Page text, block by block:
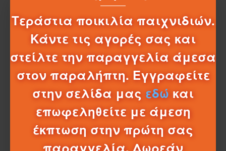
Τεράστια ποικιλία παιχνιδιών.
Κάντε τις αγορές σας και
στείλτε την παραγγελία άμεσα
στον παραλήπτη. Εγγραφείτε
στην σελίδα μας εδώ και
επωφεληθείτε με άμεση
έκπτωση στην πρώτη σας
παραγγελία. Δωρεάν
χρώματα και λεπτομερή σχεδιασμό όλα τα βασικά
χαρακτηριστικά του κάθε ήρωα.
ΣΧΈΔΙΑ - ΜΠΑΤΑΡΊΕΣ
ΛΕΠΤΟΜΈΡΕΙΕΣ ΑΠΟΣΤΟΛΉΣ